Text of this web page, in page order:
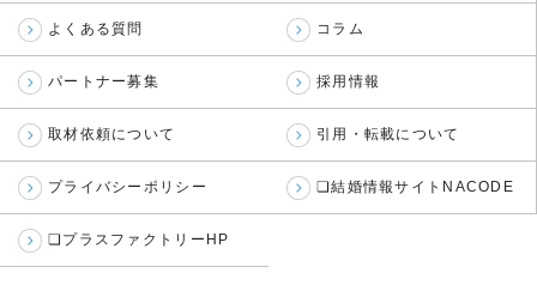
よくある質問 コラム
パートナー募集 採用情報
取材依頼について 引用・転載について
プライバシーポリシー ❏結婚情報サイトNACODE
❏プラスファクトリーHP